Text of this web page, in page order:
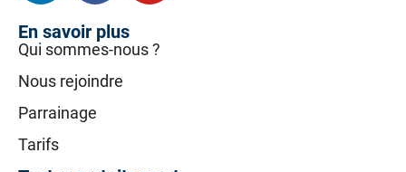
En savoir plus
Qui sommes-nous ?
Nous rejoindre
Parrainage
Tarifs